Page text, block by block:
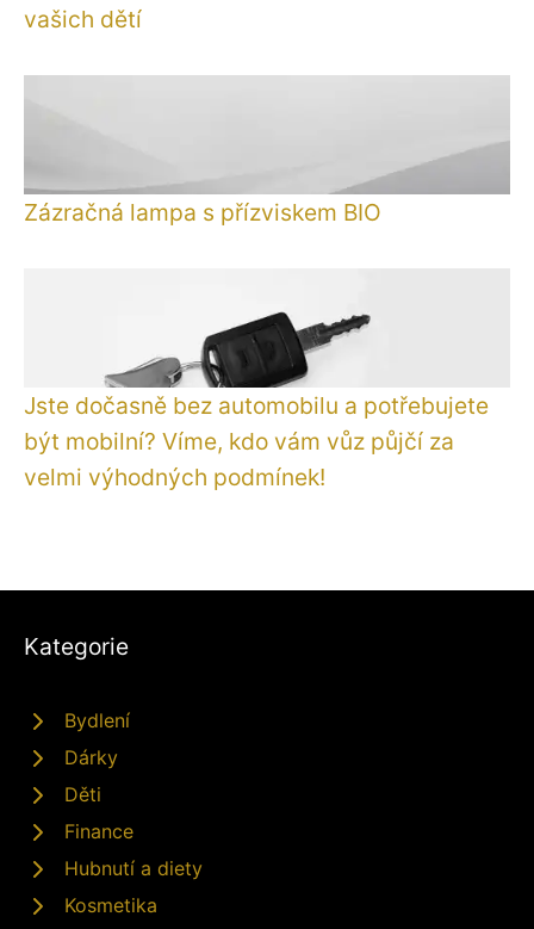
vašich dětí
Zázračná lampa s přízviskem BIO
Jste dočasně bez automobilu a potřebujete
být mobilní? Víme, kdo vám vůz půjčí za
velmi výhodných podmínek!
Kategorie
Bydlení
Dárky
Děti
Finance
Hubnutí a diety
Kosmetika